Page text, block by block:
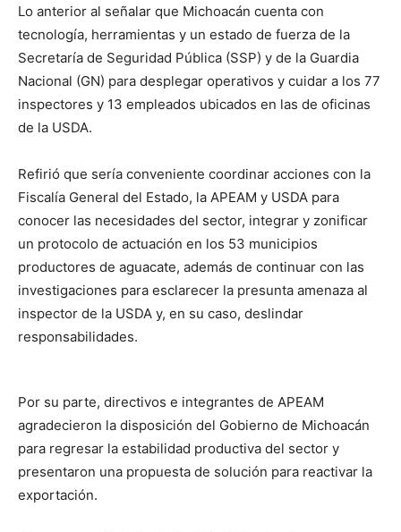
Lo anterior al señalar que Michoacán cuenta con
tecnología, herramientas y un estado de fuerza de la
Secretaría de Seguridad Pública (SSP) y de la Guardia
Nacional (GN) para desplegar operativos y cuidar a los 77
inspectores y 13 empleados ubicados en las de oficinas
de la USDA.
Refirió que sería conveniente coordinar acciones con la
Fiscalía General del Estado, la APEAM y USDA para
conocer las necesidades del sector, integrar y zonificar
un protocolo de actuación en los 53 municipios
productores de aguacate, además de continuar con las
investigaciones para esclarecer la presunta amenaza al
inspector de la USDA y, en su caso, deslindar
responsabilidades.
Por su parte, directivos e integrantes de APEAM
agradecieron la disposición del Gobierno de Michoacán
para regresar la estabilidad productiva del sector y
presentaron una propuesta de solución para reactivar la
exportación.